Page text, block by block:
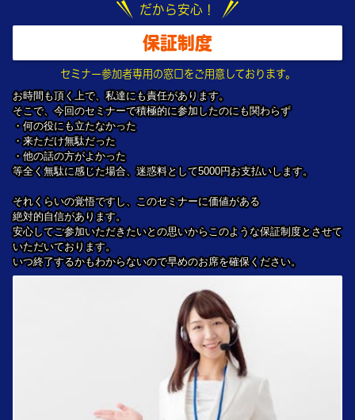
だから安心！
保証制度
セミナー参加者専用の窓口をご用意しております。
お時間も頂く上で、私達にも責任があります。
そこで、今回のセミナーで積極的に参加したのにも関わらず
・何の役にも立たなかった
・来ただけ無駄だった
・他の話の方がよかった
等全く無駄に感じた場合、迷惑料として5000円お支払いします。
それくらいの覚悟ですし、このセミナーに価値がある
絶対的自信があります。
安心してご参加いただきたいとの思いからこのような保証制度とさせて
いただいております。
いつ終了するかもわからないので早めのお席を確保ください。